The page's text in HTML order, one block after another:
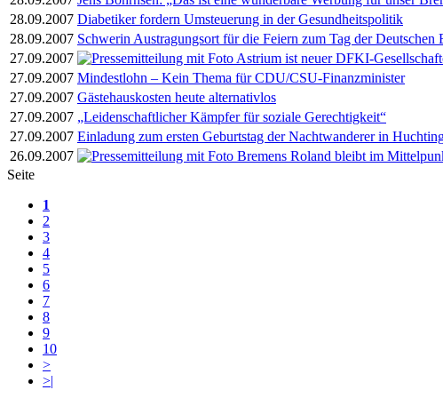
28.09.2007 Diabetiker fordern Umsteuerung in der Gesundheitspolitik
28.09.2007 Schwerin Austragungsort für die Feiern zum Tag der Deutschen
27.09.2007
Astrium ist neuer DFKI-
27.09.2007 Mindestlohn – Kein Thema für CDU/CSU-Finanzminister
27.09.2007 Gästehauskosten heute alternativlos
27.09.2007 „Leidenschaftlicher Kämpfer für soziale Gerechtigkeit“
27.09.2007 Einladung zum ersten Geburtstag der Nachtwanderer in
26.09.2007
Bremens Roland bleibt im
Seite
1
2
3
4
5
6
7
8
9
10
>
>|